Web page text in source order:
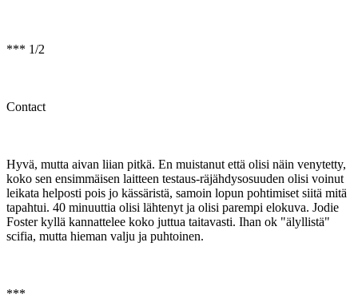
*** 1/2
Contact
Hyvä, mutta aivan liian pitkä. En muistanut että olisi näin venytetty,
koko sen ensimmäisen laitteen testaus-räjähdysosuuden olisi voinut
leikata helposti pois jo kässäristä, samoin lopun pohtimiset siitä mitä
tapahtui. 40 minuuttia olisi lähtenyt ja olisi parempi elokuva. Jodie
Foster kyllä kannattelee koko juttua taitavasti. Ihan ok "älyllistä"
scifia, mutta hieman valju ja puhtoinen.
***